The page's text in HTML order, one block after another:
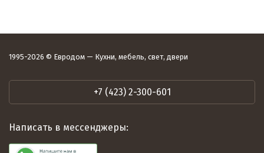
1995-2026 © Евродом — Кухни, мебель, свет, двери
+7 (423) 2-300-601
Написать в мессенджеры: